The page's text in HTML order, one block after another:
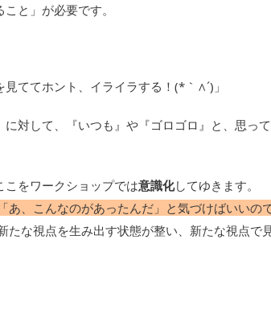
と」が必要です。
ててホント、イライラする！(*｀∧´)」
に対して、『いつも』や『ゴロゴロ』と、思って
をワークショップでは意識化してゆきます。
あ、こんなのがあったんだ」と気づけばいいの
な視点を生み出す状態が整い、新たな視点で